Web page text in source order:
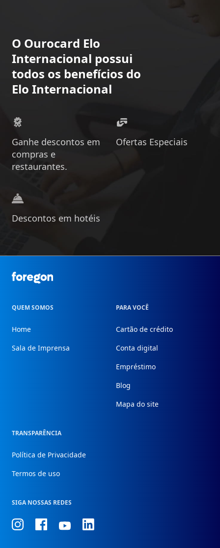
O Ourocard Elo
Internacional possui
todos os benefícios do
Elo Internacional
Ganhe descontos em
compras e
restaurantes.
Ofertas Especiais
Descontos em hotéis
Foregon.com
QUEM SOMOS
Home
Sala de Imprensa
PARA VOCÊ
Cartão de crédito
Conta digital
Empréstimo
Blog
Mapa do site
TRANSPARÊNCIA
Política de Privacidade
Termos de uso
SIGA NOSSAS REDES
ConheçaConheçaConheçaConheça